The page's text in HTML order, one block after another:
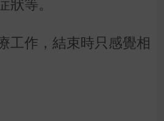
等。
工作，結束時只感覺相